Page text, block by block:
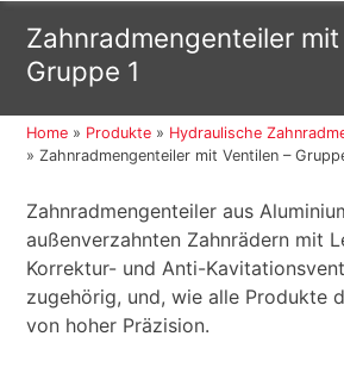
content
Zahnradmengenteiler
Gruppe 1
Home » Produkte » Hydraulische
»Zahnradmengenteiler mit Ventilen –
Zahnradmengenteiler aus
außenverzahnten Zahnrädern mit
Korrektur- und Anti-
zugehörig, und, wie alle Produkte
von hoher Präzision.